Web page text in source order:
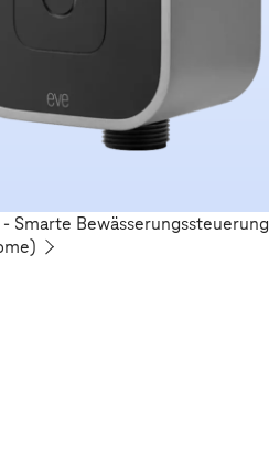
- Smarte Bewässerungssteuerung